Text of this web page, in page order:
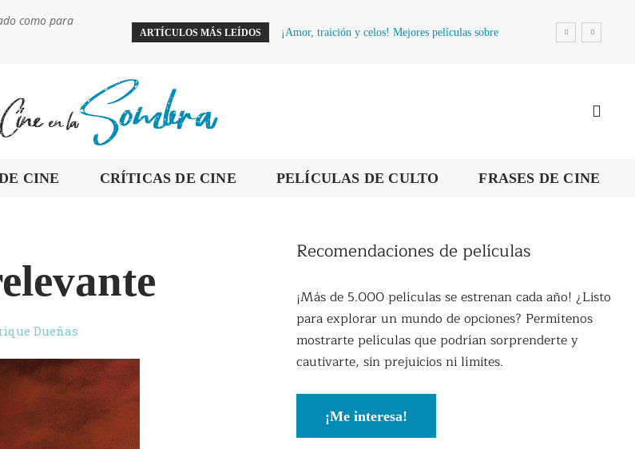
como para
ARTÍCULOS MÁS LEÍDOS
¡Amor, traición y celos! Mejores películas sobre
CINE CRÍTICAS DE CINE PELÍCULAS DE CULTO FRASES DE CINE
Dueñas
Recomendaciones de películas
¡Más de 5.000 películas se estrenan cada año! ¿Listo
para explorar un mundo de opciones? Permítenos
mostrarte películas que podrían sorprenderte y
cautivarte, sin prejuicios ni límites.
¡Me interesa!